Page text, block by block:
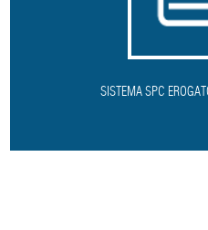
SISTEMA SPC